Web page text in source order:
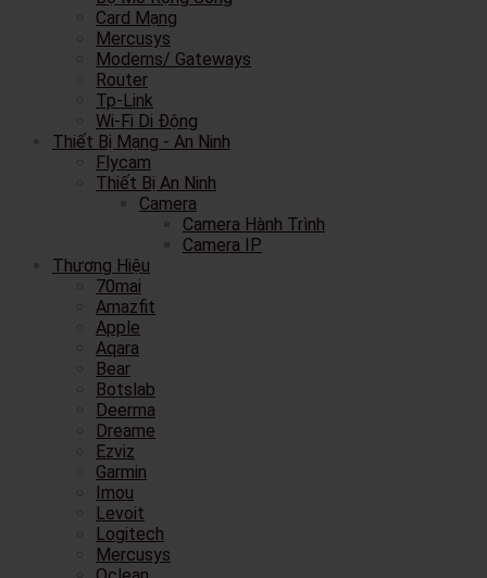
Card Mạng
Mercusys
Modems/ Gateways
Router
Tp-Link
Wi-Fi Di Động
Thiết Bị Mạng - An Ninh
Flycam
Thiết Bị An Ninh
Camera
Camera Hành Trình
Camera IP
Thương Hiệu
70mai
Amazfit
Apple
Aqara
Bear
Botslab
Deerma
Dreame
Ezviz
Garmin
Imou
Levoit
Logitech
Mercusys